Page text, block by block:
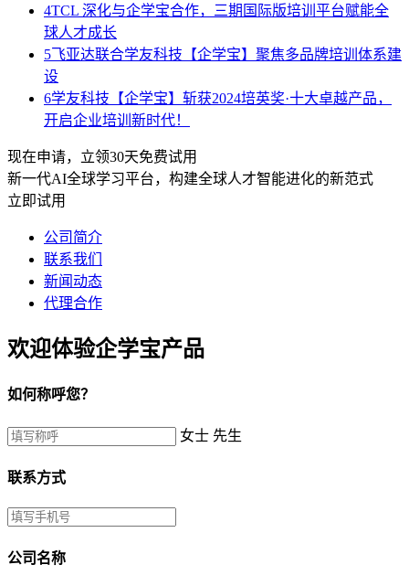
4TCL 深化与企学宝合作，三期国际版培训平台赋能全
球人才成长
5飞亚达联合学友科技【企学宝】聚焦多品牌培训体系建
设
6学友科技【企学宝】斩获2024培英奖·十大卓越产品，
开启企业培训新时代！
现在申请，立领30天免费试用
新一代AI全球学习平台，构建全球人才智能进化的新范式
立即试用
公司简介
联系我们
新闻动态
代理合作
欢迎体验企学宝产品
如何称呼您？
女士 先生
联系方式
公司名称